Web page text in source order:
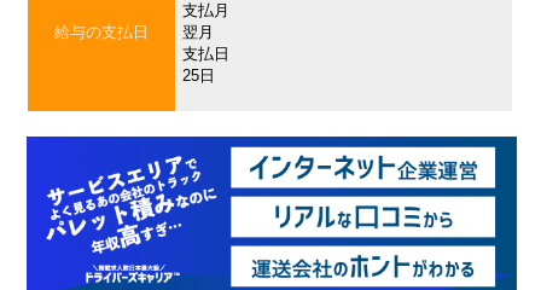
給与の支払日
支払月
翌月
支払日
25日